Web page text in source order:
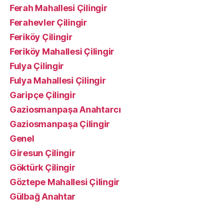
Ferah Mahallesi Çilingir
Ferahevler Çilingir
Feriköy Çilingir
Feriköy Mahallesi Çilingir
Fulya Çilingir
Fulya Mahallesi Çilingir
Garipçe Çilingir
Gaziosmanpaşa Anahtarcı
Gaziosmanpaşa Çilingir
Genel
Giresun Çilingir
Göktürk Çilingir
Göztepe Mahallesi Çilingir
Gülbağ Anahtar